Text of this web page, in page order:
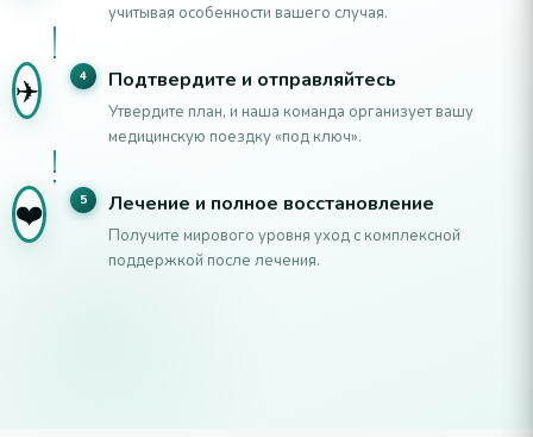
учитывая особенности вашего случая.
✈️ 4 Подтвердите и отправляйтесь
Утвердите план, и наша команда организует вашу
медицинскую поездку «под ключ».
❤️ 5 Лечение и полное восстановление
Получите мирового уровня уход с комплексной
поддержкой после лечения.